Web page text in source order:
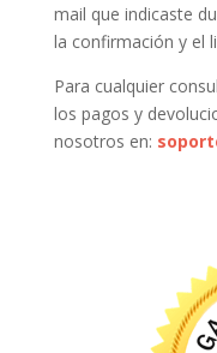
mail que indicaste
la confirmación y el
Para cualquier
los pagos y
nosotros en: